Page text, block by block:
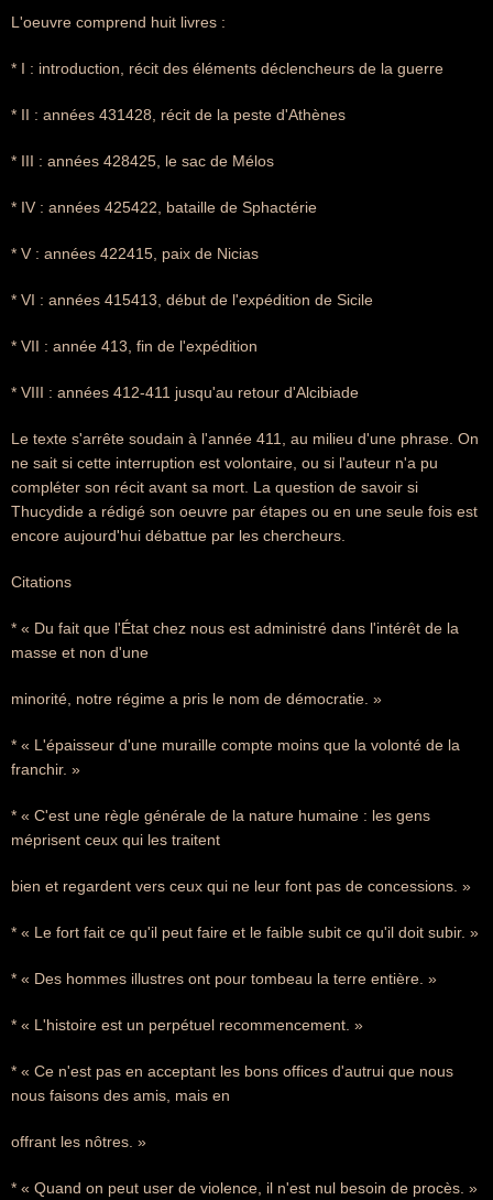
L'oeuvre comprend huit livres :
* I : introduction, récit des éléments déclencheurs de la guerre
* II : années 431428, récit de la peste d'Athènes
* III : années 428425, le sac de Mélos
* IV : années 425422, bataille de Sphactérie
* V : années 422415, paix de Nicias
* VI : années 415413, début de l'expédition de Sicile
* VII : année 413, fin de l'expédition
* VIII : années 412-411 jusqu'au retour d'Alcibiade
Le texte s'arrête soudain à l'année 411, au milieu d'une phrase. On
ne sait si cette interruption est volontaire, ou si l'auteur n'a pu
compléter son récit avant sa mort. La question de savoir si
Thucydide a rédigé son oeuvre par étapes ou en une seule fois est
encore aujourd'hui débattue par les chercheurs.
Citations
* « Du fait que l'État chez nous est administré dans l'intérêt de la
masse et non d'une
minorité, notre régime a pris le nom de démocratie. »
* « L'épaisseur d'une muraille compte moins que la volonté de la
franchir. »
* « C'est une règle générale de la nature humaine : les gens
méprisent ceux qui les traitent
bien et regardent vers ceux qui ne leur font pas de concessions. »
* « Le fort fait ce qu'il peut faire et le faible subit ce qu'il doit subir. »
* « Des hommes illustres ont pour tombeau la terre entière. »
* « L'histoire est un perpétuel recommencement. »
* « Ce n'est pas en acceptant les bons offices d'autrui que nous
nous faisons des amis, mais en
offrant les nôtres. »
* « Quand on peut user de violence, il n'est nul besoin de procès. »